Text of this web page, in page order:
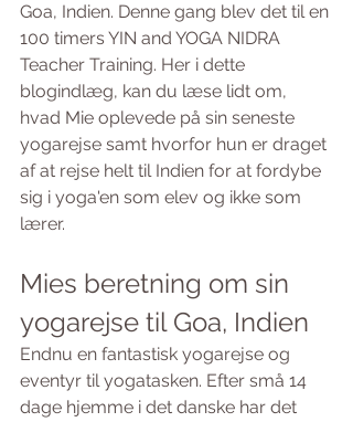
Goa, Indien. Denne gang blev det til en
100 timers YIN and YOGA NIDRA
Teacher Training. Her i dette
blogindlæg, kan du læse lidt om,
hvad Mie oplevede på sin seneste
yogarejse samt hvorfor hun er draget
af at rejse helt til Indien for at fordybe
sig i yoga'en som elev og ikke som
lærer.
Mies beretning om sin
yogarejse til Goa, Indien
Endnu en fantastisk yogarejse og
eventyr til yogatasken. Efter små 14
dage hjemme i det danske har det